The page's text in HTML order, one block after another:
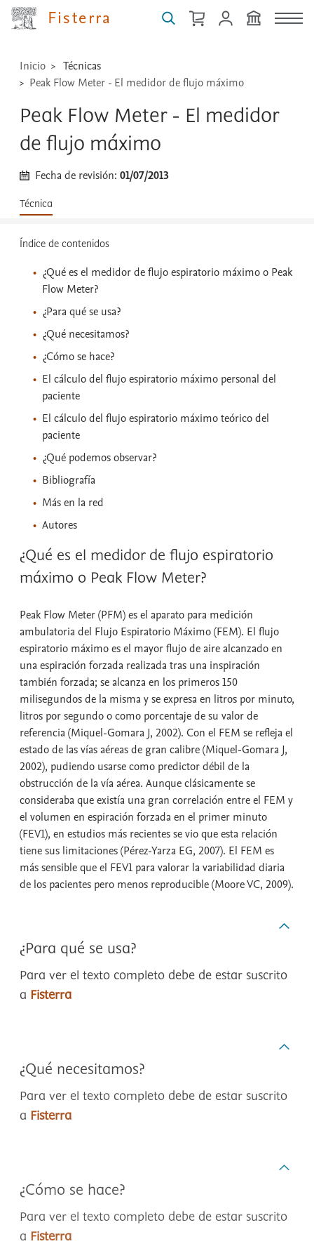
Fisterra
...
Inicio
Técnicas
Peak Flow Meter - El medidor de flujo máximo
Peak Flow Meter - El medidor
de flujo máximo
Fecha de revisión:01/07/2013
Técnica
Índice de contenidos
¿Qué es el medidor de flujo espiratorio máximo o Peak
Flow Meter?
¿Para qué se usa?
¿Qué necesitamos?
¿Cómo se hace?
El cálculo del flujo espiratorio máximo personal del
paciente
El cálculo del flujo espiratorio máximo teórico del
paciente
¿Qué podemos observar?
Bibliografía
Más en la red
Autores
¿Qué es el medidor de flujo espiratorio
máximo o Peak Flow Meter?
Peak Flow Meter (PFM) es el aparato para medición
ambulatoria del Flujo Espiratorio Máximo (FEM). El flujo
espiratorio máximo es el mayor flujo de aire alcanzado en
una espiración forzada realizada tras una inspiración
también forzada; se alcanza en los primeros 150
milisegundos de la misma y se expresa en litros por minuto,
litros por segundo o como porcentaje de su valor de
referencia (Miquel-Gomara J, 2002). Con el FEM se refleja el
estado de las vías aéreas de gran calibre (Miquel-Gomara J,
2002), pudiendo usarse como predictor débil de la
obstrucción de la vía aérea. Aunque clásicamente se
consideraba que existía una gran correlación entre el FEM y
el volumen en espiración forzada en el primer minuto
(FEV1), en estudios más recientes se vio que esta relación
tiene sus limitaciones (Pérez-Yarza EG, 2007). El FEM es
más sensible que el FEV1 para valorar la variabilidad diaria
de los pacientes pero menos reproducible (Moore VC, 2009).
¿Para qué se usa?
Para ver el texto completo debe de estar suscrito
a Fisterra
¿Qué necesitamos?
Para ver el texto completo debe de estar suscrito
a Fisterra
¿Cómo se hace?
Para ver el texto completo debe de estar suscrito
a Fisterra